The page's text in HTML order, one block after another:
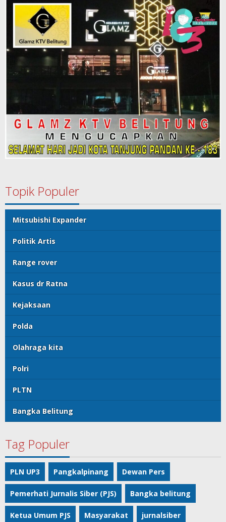
Topik Populer
Mitsubishi Expander
Politik Artis
Range rover
Kasus dr Ratna
Kejaksaan
Polda
Olahraga kita
Polri
PLTN
Bangka Belitung
Tag Populer
PLN UP3 Pangkalpinang Dewan Pers
Pemerhati Jurnalis Siber (PJS) Bangka belitung
Ketua Umum PJS Masyarakat jurnalsiber